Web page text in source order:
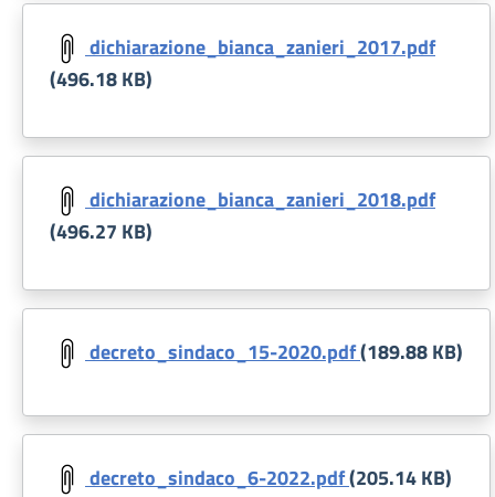
dichiarazione_bianca_zanieri_2017.pdf
(496.18 KB)
dichiarazione_bianca_zanieri_2018.pdf
(496.27 KB)
decreto_sindaco_15-2020.pdf(189.88 KB)
decreto_sindaco_6-2022.pdf(205.14 KB)